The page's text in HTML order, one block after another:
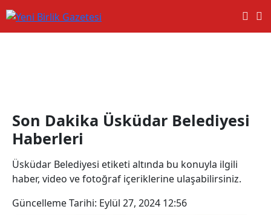
Son Dakika Üsküdar Belediyesi
Haberleri
Üsküdar Belediyesi etiketi altında bu konuyla ilgili
haber, video ve fotoğraf içeriklerine ulaşabilirsiniz.
Güncelleme Tarihi: Eylül 27, 2024 12:56